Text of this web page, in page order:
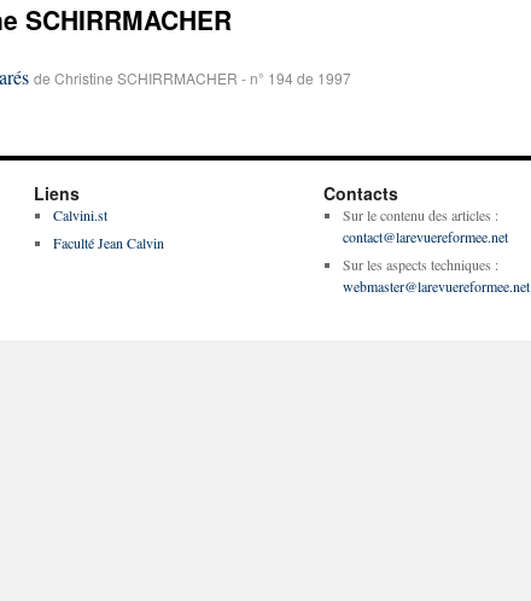
SCHIRRMACHER
de Christine SCHIRRMACHER - n° 194 de 1997
Liens
Calvini.st
Faculté Jean Calvin
Contacts
Sur le contenu des articles :
contact@larevuereformee.net
Sur les aspects techniques :
webmaster@larevuereformee.net